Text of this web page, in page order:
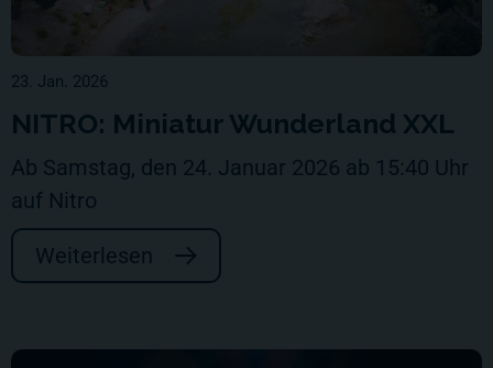
23. Jan. 2026
NITRO: Miniatur Wunderland XXL
Ab Samstag, den 24. Januar 2026 ab 15:40 Uhr
auf Nitro
Weiterlesen